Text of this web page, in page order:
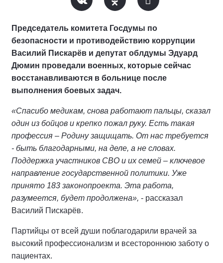
Председатель комитета Госдумы по
безопасности и противодействию коррупции
Василий Пискарёв и депутат облдумы Эдуард
Дюмин проведали военных, которые сейчас
восстанавливаются в больнице после
выполнения боевых задач.
«Спасибо медикам, снова работают пальцы, сказал
один из бойцов и крепко пожал руку. Есть такая
профессия – Родину защищать. От нас требуется
- быть благодарными, на деле, а не словах.
Поддержка участников СВО и их семей – ключевое
направление государственной политики. Уже
принято 183 законопроекта. Эта работа,
разумеется, будет продолжена», - рассказал
Василий Пискарёв.
Партийцы от всей души поблагодарили врачей за
высокий профессионализм и всестороннюю заботу о
пациентах.